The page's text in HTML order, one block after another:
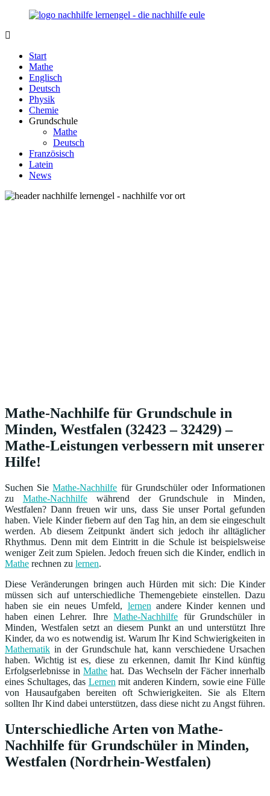
Zurück
Inhalt
Lernengel.de
Nachhilfe-
Eule
berät
zum
Thema
Nachhilfe
Lernen
wieder
Spaß
Start
Mathe
Englisch
Deutsch
Physik
Chemie
Grundschule
Mathe
Deutsch
Französisch
Latein
News
Mathe-Nachhilfe für Grundschule in
Minden, Westfalen (32423 – 32429) –
Mathe-Leistungen verbessern mit unserer
Hilfe!
Suchen SieMathe-Nachhilfe für Grundschüler oder Informationen
zu Mathe-Nachhilfewährend der Grundschule in Minden,
Westfalen? Dann freuen wir uns, dass Sie unser Portal gefunden
haben. Viele Kinder fiebern auf den Tag hin, an dem sie eingeschult
werden. Ab diesem Zeitpunkt ändert sich jedoch ihr alltäglicher
Rhythmus. Denn mit dem Eintritt in die Schule ist beispielsweise
weniger Zeit zum Spielen. Jedoch freuen sich die Kinder, endlich in
Mathe rechnen zu lernen.
Diese Veränderungen bringen auch Hürden mit sich: Die Kinder
müssen sich auf unterschiedliche Themengebiete einstellen. Dazu
haben sie ein neues Umfeld, lernen andere Kinder kennen und
haben einen Lehrer. IhreMathe-Nachhilfe für Grundschüler in
Minden, Westfalen setzt an diesem Punkt an und unterstützt Ihre
Kinder, da wo es notwendig ist. Warum Ihr Kind Schwierigkeiten in
Mathematik in der Grundschule hat, kann verschiedene Ursachen
haben. Wichtig ist es, diese zu erkennen, damit Ihr Kind künftig
Erfolgserlebnisse inMathe hat. Das Wechseln der Fächer innerhalb
eines Schultages, das Lernen mit anderen Kindern, sowie eine Fülle
von Hausaufgaben bereiten oft Schwierigkeiten. Sie als Eltern
sollten Ihr Kind dabei unterstützen, dass diese nicht zu Angst führen.
Unterschiedliche Arten von Mathe-
Nachhilfe für Grundschüler in Minden,
Westfalen (Nordrhein-Westfalen)